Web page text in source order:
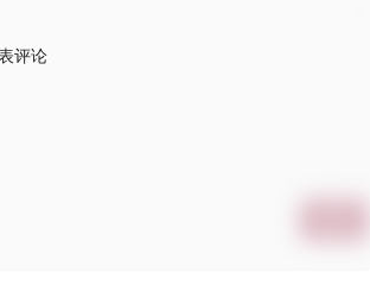
评论